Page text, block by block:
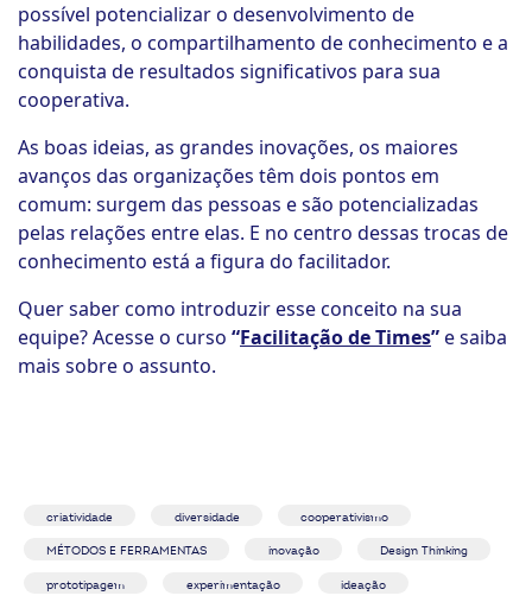
possível potencializar o desenvolvimento de
habilidades, o compartilhamento de conhecimento e a
conquista de resultados significativos para sua
cooperativa.
As boas ideias, as grandes inovações, os maiores
avanços das organizações têm dois pontos em
comum: surgem das pessoas e são potencializadas
pelas relações entre elas. E no centro dessas trocas de
conhecimento está a figura do facilitador.
Quer saber como introduzir esse conceito na sua
equipe? Acesse o curso “Facilitação de Times”e saiba
mais sobre o assunto.
criatividade diversidade cooperativismo
MÉTODOS E FERRAMENTAS inovação Design Thinking
prototipagem experimentação ideação